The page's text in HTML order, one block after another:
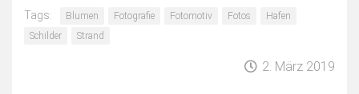
Tags: Blumen Fotografie Fotomotiv Fotos
Hafen
Schilder
Strand
2. März 2019